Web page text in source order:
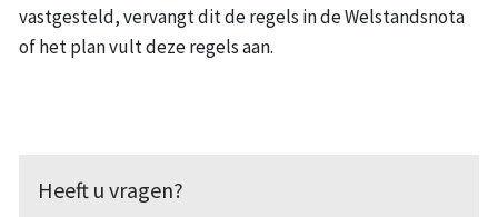
vastgesteld, vervangt dit de regels in de Welstandsnota
of het plan vult deze regels aan.
Heeft u vragen?